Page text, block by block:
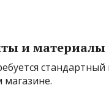
и материалы